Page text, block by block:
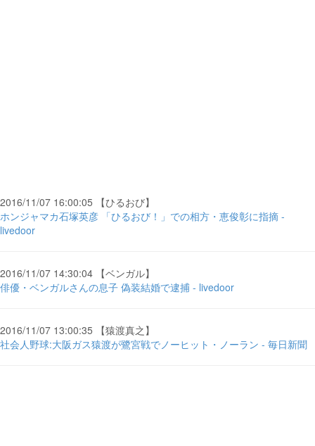
2016/11/07 16:00:05 【ひるおび】
ホンジャマカ石塚英彦 「ひるおび！」での相方・恵俊彰に指摘 -
livedoor
2016/11/07 14:30:04 【ベンガル】
俳優・ベンガルさんの息子 偽装結婚で逮捕 - livedoor
2016/11/07 13:00:35 【猿渡真之】
社会人野球:大阪ガス猿渡が鷺宮戦でノーヒット・ノーラン - 毎日新聞